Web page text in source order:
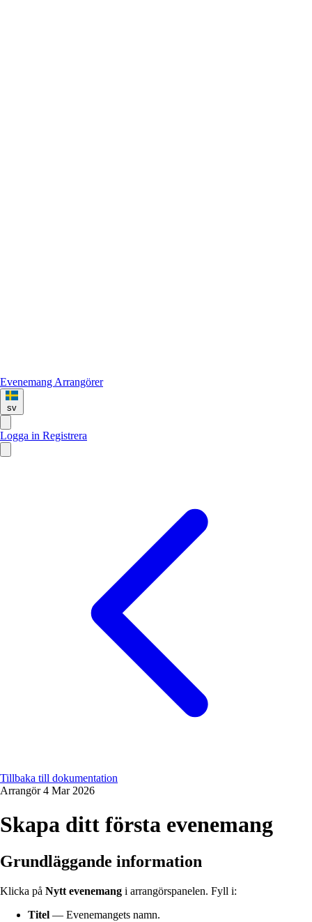
Evenemang Arrangörer
sv
Logga in Registrera
Tillbaka till dokumentation
Arrangör 4 Mar 2026
Skapa ditt första evenemang
Grundläggande information
Klicka på Nytt evenemang i arrangörspanelen. Fyll i:
Titel — Evenemangets namn.